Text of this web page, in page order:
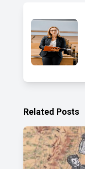
Related Posts